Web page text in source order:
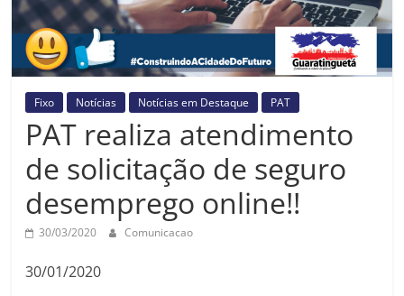
Fixo Notícias Notícias em Destaque PAT
PAT realiza atendimento
de solicitação de seguro
desemprego online!!
30/03/2020 Comunicacao
30/01/2020